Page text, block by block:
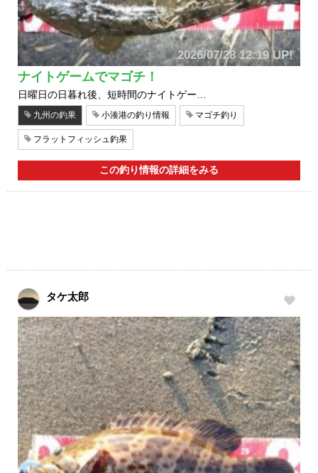
2026/07/28 12:19 UP!
ナイトゲームでマゴチ！
日曜日の日暮れ後、短時間のナイトゲー…
九州の釣果 小湊港の釣り情報 マゴチ釣り
フラットフィッシュ釣果
この釣り情報の詳細をみる
タケ太郎